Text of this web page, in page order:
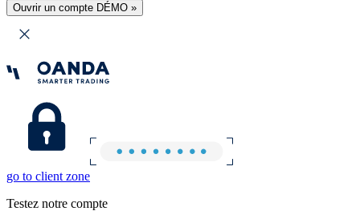
Ouvrir un compte DÉMO »
go to client zone
Testez notre compte